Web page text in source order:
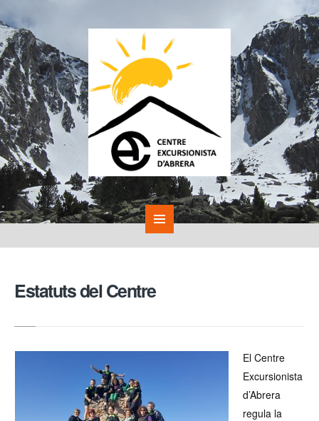
Estatuts del Centre
El Centre
Excursionista
d’Abrera
regula la